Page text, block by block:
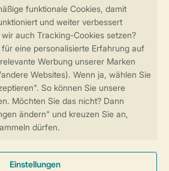
Deiner Privatsphäre
zur Online-Buchung